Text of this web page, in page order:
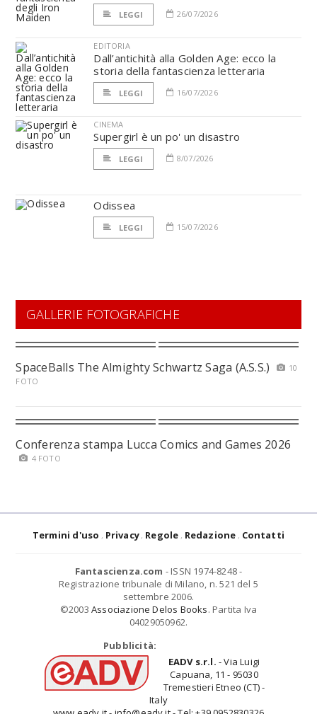
LEGGI 26/07/2026
EDITORIA
Dall’antichità alla Golden Age: ecco la
storia della fantascienza letteraria
LEGGI 16/07/2026
CINEMA
Supergirl è un po' un disastro
LEGGI 8/07/2026
Odissea
LEGGI 15/07/2026
GALLERIE FOTOGRAFICHE
SpaceBalls The Almighty Schwartz Saga (A.S.S.)
10
FOTO
Conferenza stampa Lucca Comics and Games 2026
4 FOTO
Termini d'uso Privacy Regole Redazione Contatti
Fantascienza.com - ISSN 1974-8248 -
Registrazione tribunale di Milano, n. 521 del 5
settembre 2006.
©2003 Associazione Delos Books. Partita Iva
04029050962.
Pubblicità:
EADV s.r.l. - Via Luigi
Capuana, 11 - 95030
Tremestieri Etneo (CT) -
Italy